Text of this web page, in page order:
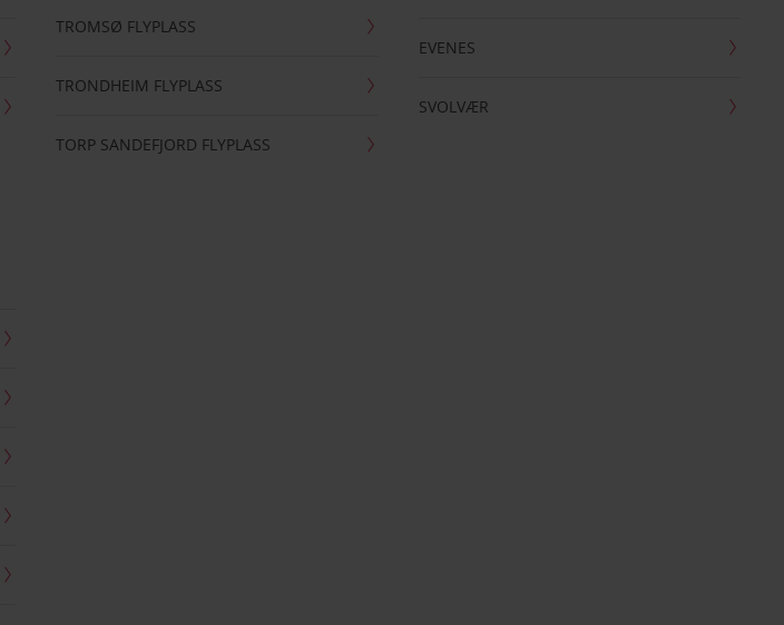
TROMSØ FLYPLASS
TRONDHEIM FLYPLASS
TORP SANDEFJORD FLYPLASS
EVENES
SVOLVÆR